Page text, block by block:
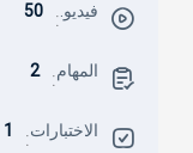
فيديو. :
50
المهام:
2
الاختبارات:
1